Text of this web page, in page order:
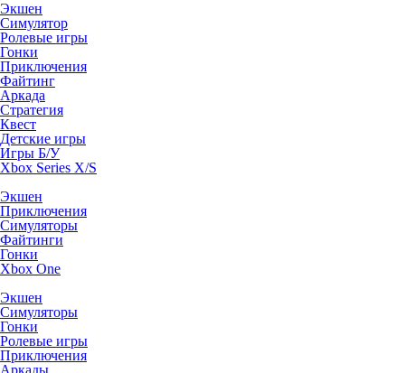
Экшен
Симулятор
Ролевые игры
Гонки
Приключения
Файтинг
Аркада
Стратегия
Квест
Детские игры
Игры Б/У
Xbox Series X/S
Экшен
Приключения
Симуляторы
Файтинги
Гонки
Xbox One
Экшен
Симуляторы
Гонки
Ролевые игры
Приключения
Аркады